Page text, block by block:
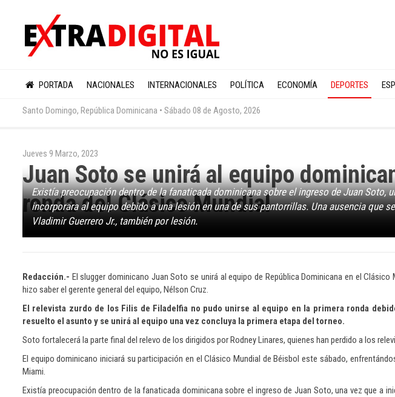
PORTADA NACIONALES INTERNACIONALES POLÍTICA ECONOMÍA DEPORTES
Santo Domingo, República Dominicana • Sábado 08 de Agosto, 2026
Jueves 9 Marzo, 2023
Juan Soto se unirá al equipo
ronda del Clásico Mundial
Existía preocupación dentro de la fanaticada dominicana sobre el ingreso de Juan Soto,
incorporara al equipo debido a una lesión en una de sus pantorrillas. Una ausencia que
Vladimir Guerrero Jr., también por lesión.
Redacción.- El slugger dominicano Juan Soto se unirá al equipo de República Dominicana en el
hizo saber el gerente general del equipo, Nélson Cruz.
El relevista zurdo de los Filis de Filadelfia no pudo unirse al equipo en la primera ronda
resuelto el asunto y se unirá al equipo una vez concluya la primera etapa del torneo.
Soto fortalecerá la parte final del relevo de los dirigidos por Rodney Linares, quienes han perdido a los
El equipo dominicano iniciará su participación en el Clásico Mundial de Béisbol este sábado,
Miami.
Existía preocupación dentro de la fanaticada dominicana sobre el ingreso de Juan Soto, una vez que a